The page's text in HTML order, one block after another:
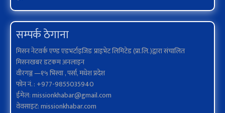
सम्पर्क ठेगाना
मिसन नेटवर्क एण्ड एडभर्टाइजिङ प्राइभेट लिमिटेड (प्रा.लि.)द्वारा संचालित
मिसनखबर डटकम अनलाइन
वीरगञ्ज —१५ भिस्वा , पर्सा, मधेश प्रदेश
फोन नं. : +977-9855035940
ईमेल: missionkhabar@gmail.com
वेवसाइट: missionkhabar.com